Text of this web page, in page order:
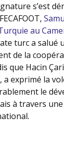
s’est
au
turc a salué
de la
que Hacin
a exprimé la
le
à travers